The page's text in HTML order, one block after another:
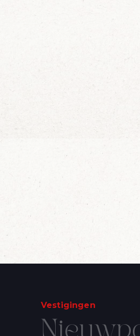
Wijn Crudo wit
Wijn Fishwives Chardonnay
Wijn Tonno Chardonnay
Vestigingen